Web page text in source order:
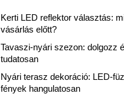
Kerti LED reflektor választás:
vásárlás előtt?
Tavaszi-nyári szezon: dolgozz
tudatosan
Nyári terasz dekoráció: LED-
fények hangulatosan